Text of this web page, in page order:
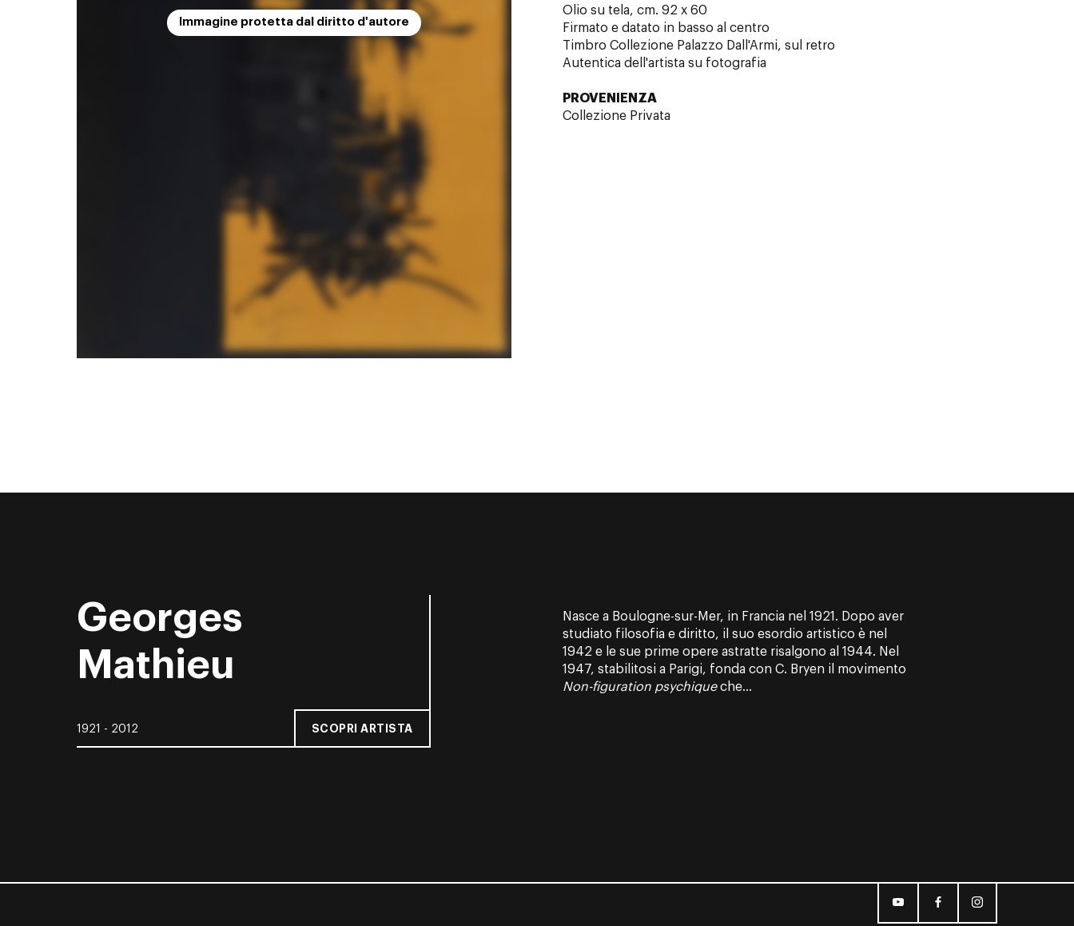
Immagine protetta dal diritto d'autore
Olio su tela, cm. 92 x 60
Firmato e datato in basso al centro
Timbro Collezione Palazzo Dall'Armi, sul retro
Autentica dell'artista su fotografia
PROVENIENZA
Collezione Privata
Georges
Mathieu
1921 - 2012 SCOPRI ARTISTA
Nasce a Boulogne-sur-Mer, in Francia nel 1921. Dopo aver
studiato filosofia e diritto, il suo esordio artistico è nel
1942 e le sue prime opere astratte risalgono al 1944. Nel
1947, stabilitosi a Parigi, fonda con C. Bryen il movimento
Non-figuration psychiqueche...